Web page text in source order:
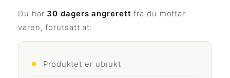
Du har 30 dagers angrerett fra du mottar
varen, forutsatt at:
Produktet er ubrukt